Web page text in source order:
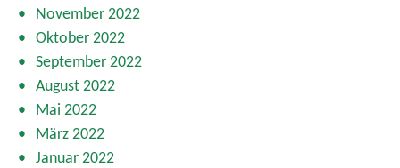
November 2022
Oktober 2022
September 2022
August 2022
Mai 2022
März 2022
Januar 2022